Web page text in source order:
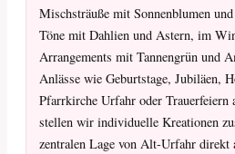
Mischsträuße mit Sonnenblumen
Töne mit Dahlien und Astern, im
Arrangements mit Tannengrün und
Anlässe wie Geburtstage, Jubiläen,
Pfarrkirche Urfahr oder
stellen wir individuelle Kreationen
zentralen Lage von Alt-Urfahr direkt